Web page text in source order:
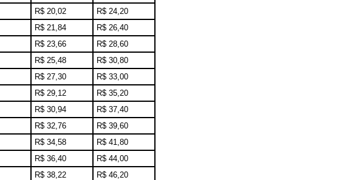
R$ 20,02
R$ 24,20
R$ 21,84
R$ 26,40
R$ 23,66
R$ 28,60
R$ 25,48
R$ 30,80
R$ 27,30
R$ 33,00
R$ 29,12
R$ 35,20
R$ 30,94
R$ 37,40
R$ 32,76
R$ 39,60
R$ 34,58
R$ 41,80
R$ 36,40
R$ 44,00
R$ 38,22
R$ 46,20